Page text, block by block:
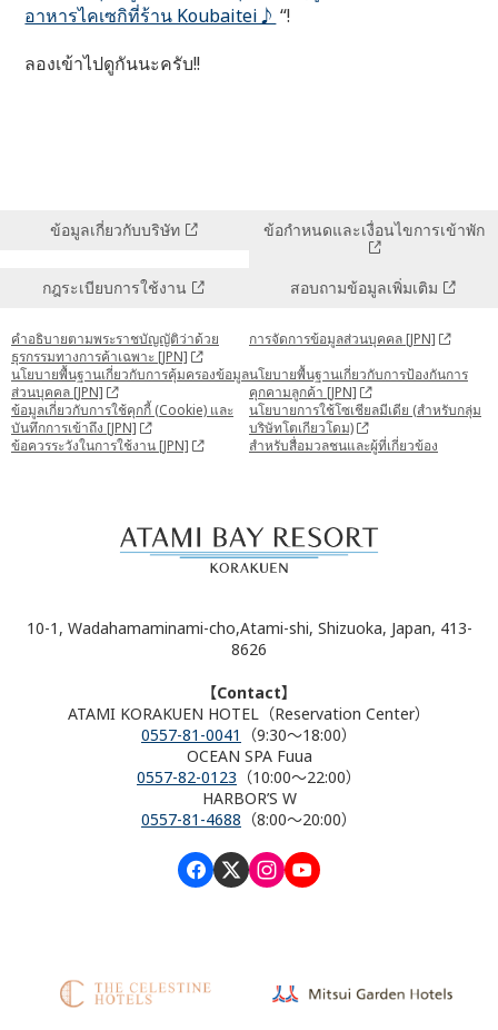
อาหารไคเซกิที่ร้าน Koubaitei♪ “!
ลองเข้าไปดูกันนะครับ!!
ข้อมูลเกี่ยวกับบริษัท ข้อกำหนดและเงื่อนไขการเข้าพัก
กฎระเบียบการใช้งาน สอบถามข้อมูลเพิ่มเติม
คำอธิบายตามพระราชบัญญัติว่าด้วย
ธุรกรรมทางการค้าเฉพาะ [JPN]
การจัดการข้อมูลส่วนบุคคล [JPN]
นโยบายพื้นฐานเกี่ยวกับการคุ้มครองข้อมูล
ส่วนบุคคล [JPN]
นโยบายพื้นฐานเกี่ยวกับการป้องกันการ
คุกคามลูกค้า [JPN]
ข้อมูลเกี่ยวกับการใช้คุกกี้ (Cookie) และ
บันทึกการเข้าถึง [JPN]
นโยบายการใช้โซเชียลมีเดีย (สำหรับกลุ่ม
บริษัทโตเกียวโดม)
ข้อควรระวังในการใช้งาน [JPN]
สำหรับสื่อมวลชนและผู้ที่เกี่ยวข้อง
10-1, Wadahamaminami-cho,Atami-shi, Shizuoka, Japan, 413-
8626
【Contact】
ATAMI KORAKUEN HOTEL（Reservation Center）
0557-81-0041
（9:30～18:00）
OCEAN SPA Fuua
0557-82-0123 （10:00～22:00）
HARBOR’S W
0557-81-4688 （8:00～20:00）